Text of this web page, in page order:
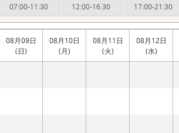
07:00-11:30 12:00-16:30 17:00-21:30
08月09日
(日)
08月10日
(月)
08月11日
(火)
08月12日
(水)